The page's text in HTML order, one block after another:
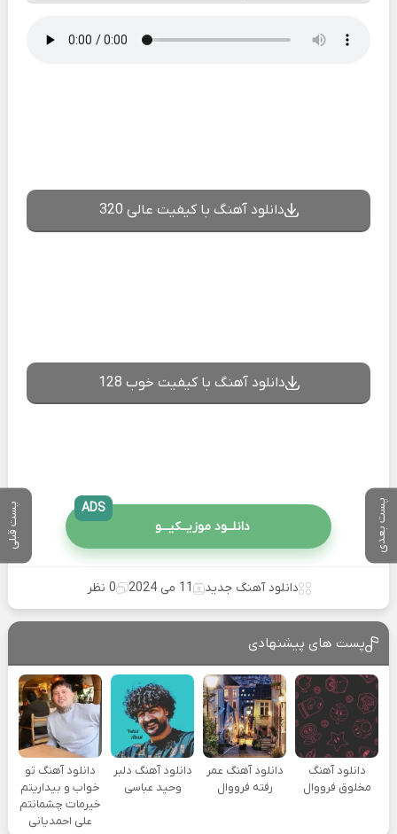
پست بعدی پست قبلی
دانلود آهنگ با کیفیت عالی 320
دانلود آهنگ با کیفیت خوب 128
دانلــود موزیــکیـــو
ADS
دانلود آهنگ جدید 11 می 2024 0 نظر
پست های پیشنهادی
دانلود آهنگ
مخلوق فرووال
دانلود آهنگ عمر
رفته فرووال
دانلود آهنگ دلبر
وحید عباسی
دانلود آهنگ تو
خواب و بیداریتم
خیرمات چشمانتم
علی احمدیانی